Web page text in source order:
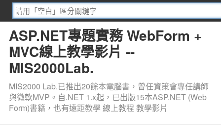
ASP.NET專題實務 WebForm +
MVC線上教學影片 --
MIS2000Lab.
MIS2000 Lab.已推出20餘本電腦書，曾任資策會專任講師
與微軟MVP。自.NET 1.x起，已出版15本ASP.NET (Web
Form)書籍，也有遠距教學 線上教程 教學影片